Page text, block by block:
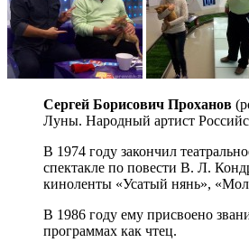
Сергей Борисович Проханов
Луны. Народный артист
В 1974 году закончил
спектакле по повести В. Л.
киноленты «Усатый нянь»,
В 1986 году ему присвоено
программах как чтец.